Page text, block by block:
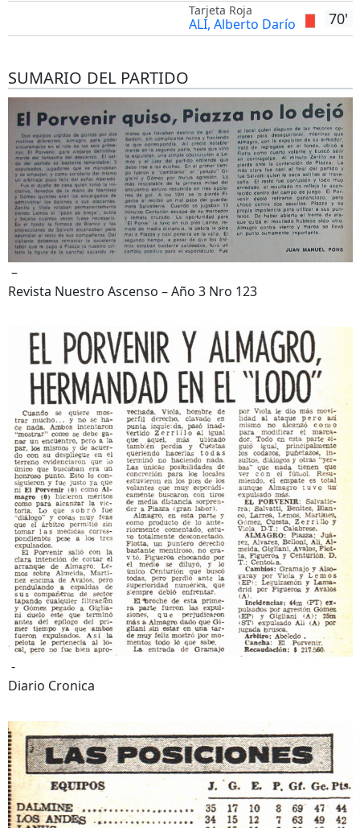
70'
Tarjeta Roja
ALI, Alberto Darío
SUMARIO DEL PARTIDO
–
Revista Nuestro Ascenso – Año 3 Nro 123
-
Diario Cronica